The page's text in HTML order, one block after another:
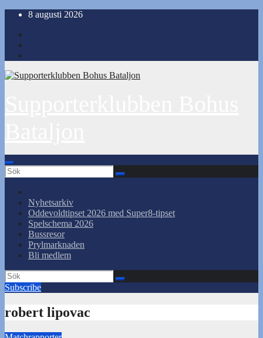
Hoppa
innehåll
8 augusti 2026
Nyhetsarkiv
Oddevoldtipset 2026 med Super8-tipset
Spelschema 2026
Bussresor
Prylmarknaden
Bli medlem
Subscribe
robert lipovac